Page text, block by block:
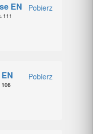
Pobierz
EN
111
Pobierz
106